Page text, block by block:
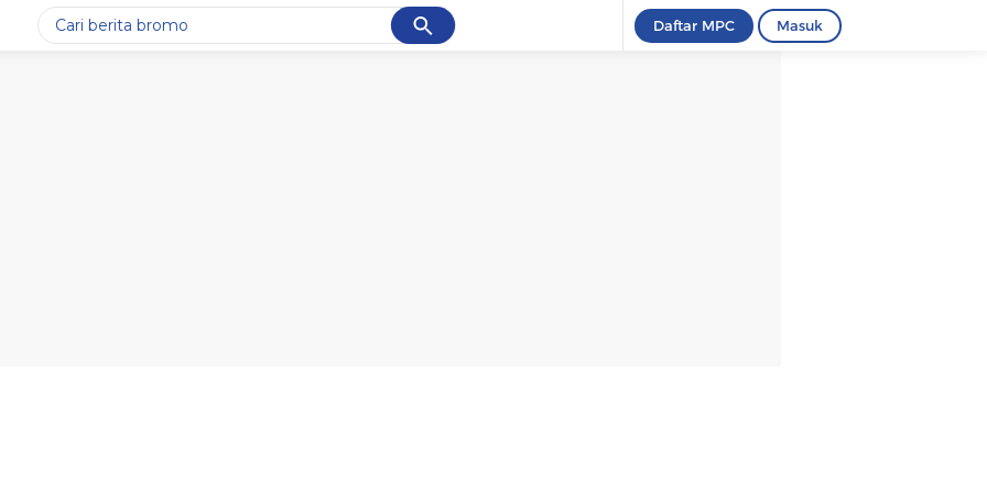
Cancel Daftar MPC Masuk